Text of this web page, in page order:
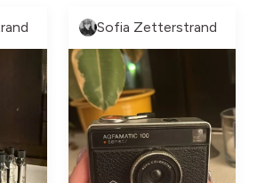
Sofia Zetterstrand